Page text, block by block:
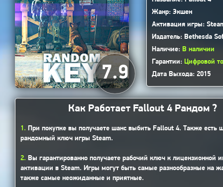
7.9
Жанр: Экшен
Активация игры:
Издатель: Bethesda
Наличие: В наличии
Гарантии: Цифровой
Дата Выхода: 2015
Как Работает Fallout 4 Рандом ?
1. При покупке вы получаете шанс выбить Fallout 4. Также есть
рандомный ключ игры Steam.
2. Вы гарантированно получаете рабочий ключ к лицензионной
активации в Steam. Игры могут быть самые разнообразные на
также самые неожиданные и приятные.